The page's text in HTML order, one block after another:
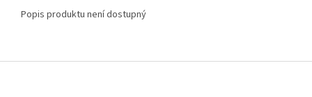
Popis produktu není dostupný